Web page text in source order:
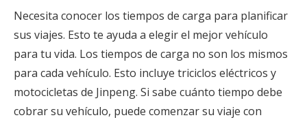
Necesita conocer los tiempos de carga para planificar
sus viajes. Esto te ayuda a elegir el mejor vehículo
para tu vida. Los tiempos de carga no son los mismos
para cada vehículo. Esto incluye triciclos eléctricos y
motocicletas de Jinpeng. Si sabe cuánto tiempo debe
cobrar su vehículo, puede comenzar su viaje con